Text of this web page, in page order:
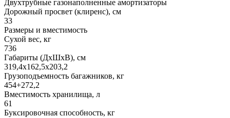
Двухтрубные газонаполненные амортизаторы
Дорожный просвет (клиренс), см
33
Размеры и вместимость
Сухой вес, кг
736
Габариты (ДхШхВ), см
319,4x162,5x203,2
Грузоподъемность багажников, кг
454+272,2
Вместимость хранилища, л
61
Буксировочная способность, кг